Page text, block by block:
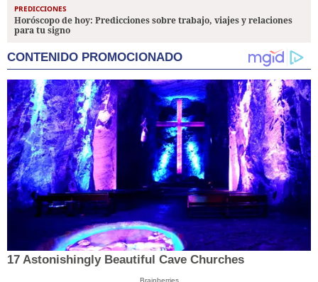
PREDICCIONES
Horóscopo de hoy: Predicciones sobre trabajo, viajes y relaciones
para tu signo
CONTENIDO PROMOCIONADO
17 Astonishingly Beautiful Cave Churches
Brainberries